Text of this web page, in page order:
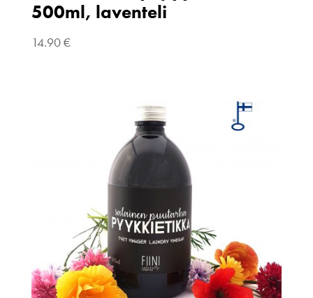
500ml, laventeli
14.90€